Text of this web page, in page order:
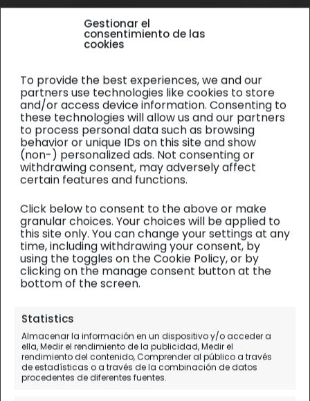
Gestionar el
consentimiento de las
cookies
To provide the best experiences, we and our
partners use technologies like cookies to store
and/or access device information. Consenting to
these technologies will allow us and our partners
to process personal data such as browsing
behavior or unique IDs on this site and show
(non-) personalized ads. Not consenting or
withdrawing consent, may adversely affect
certain features and functions.
Click below to consent to the above or make
granular choices. Your choices will be applied to
this site only. You can change your settings at any
time, including withdrawing your consent, by
using the toggles on the Cookie Policy, or by
clicking on the manage consent button at the
bottom of the screen.
Statistics
Almacenar la información en un dispositivo y/o acceder a
ella, Medir el rendimiento de la publicidad, Medir el
rendimiento del contenido, Comprender al público a través
de estadísticas o a través de la combinación de datos
procedentes de diferentes fuentes.
Salto en paracaídas tandem
en Lillo, el “sexo con los
Dioses”